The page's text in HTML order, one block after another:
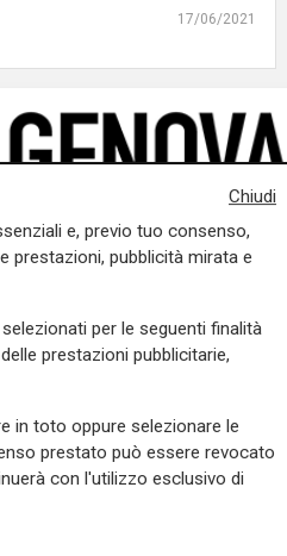
17/06/2021
Chiudi
e, previo tuo consenso,
prestazioni, pubblicità mirata e
per le seguenti finalità
prestazioni pubblicitarie,
in toto oppure selezionare le
prestato può essere revocato
con l'utilizzo esclusivo di